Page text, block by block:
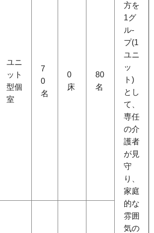
方を
1グ
ル-
プ(1
ユニ
ッ
ト)
とし
て、
専任
の介
護者
が見
守
り、
家庭
的な
雰囲
気の
ユニ
ット
型個
室
7
0
名
0
床
80
名